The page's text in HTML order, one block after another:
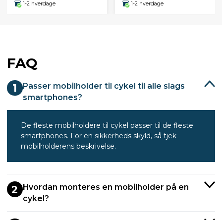
1-2 hverdage 1-2 hverdage
FAQ
1
Passer mobilholder til cykel til alle slags
smartphones?
De fleste mobilholdere til cykel passer til de fleste
smartphones. For en sikkerheds skyld, så tjek
mobilholderens beskrivelse.
2 Hvordan monteres en mobilholder på en
cykel?